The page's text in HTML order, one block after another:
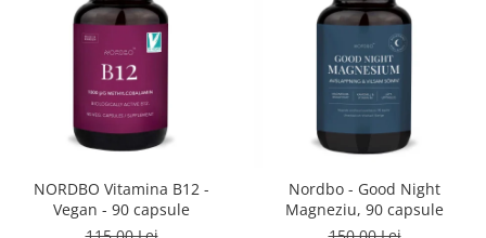
NORDBO Vitamina B12 -
Vegan - 90 capsule
Nordbo - Good Night
Magneziu, 90 capsule